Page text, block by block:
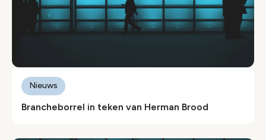
Brancheborrel in teken van Herman Brood
Nieuws